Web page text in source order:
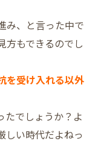
み、と言った中で
方もできるのでし
を受け入れる以外
たでしょうか？よ
しい時代だよねっ